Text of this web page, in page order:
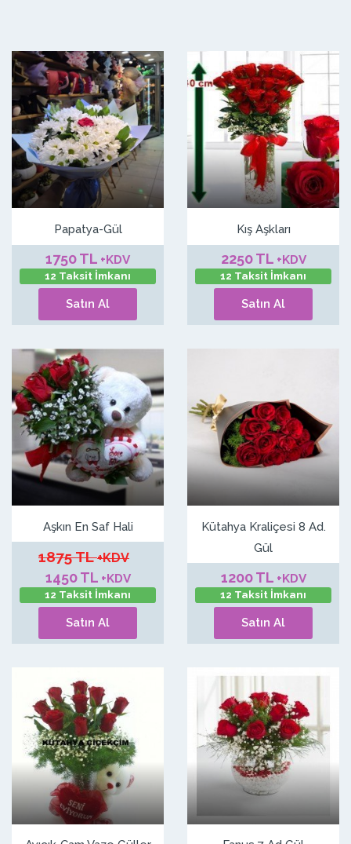
Papatya-Gül
1750 TL +KDV
12 Taksit İmkanı
Satın Al
Kış Aşkları
2250 TL +KDV
12 Taksit İmkanı
Satın Al
Aşkın En Saf Hali
1875 TL+KDV
1450 TL +KDV
12 Taksit İmkanı
Satın Al
Kütahya Kraliçesi 8 Ad.
Gül
1200 TL +KDV
12 Taksit İmkanı
Satın Al